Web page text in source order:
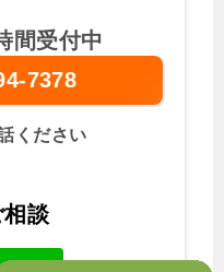
間受付中
7378
ください
談